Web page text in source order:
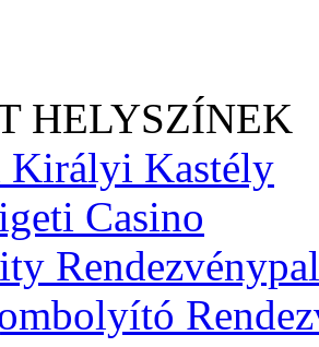
HELYSZÍNEK
Királyi Kastély
Casino